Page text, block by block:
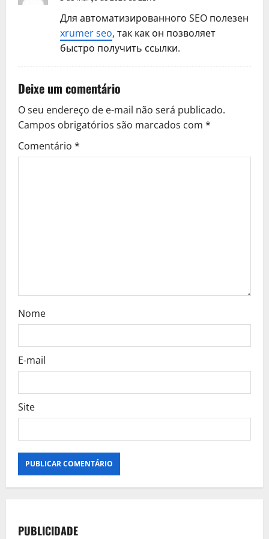
Для автоматизированного SEO полезен
xrumer seo, так как он позволяет
быстро получить ссылки.
Deixe um comentário
O seu endereço de e-mail não será publicado.
Campos obrigatórios são marcados com *
Comentário *
Nome
E-mail
Site
PUBLICIDADE